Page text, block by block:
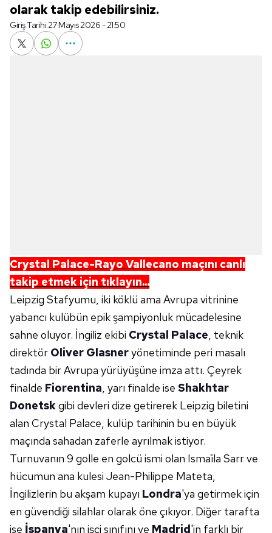
olarak takip edebilirsiniz.
Giriş Tarihi:27 Mayıs 2026 - 21:50
Crystal Palace-Rayo Vallecano maçını canlı
takip etmek için tıklayın...
Leipzig Stafyumu, iki köklü ama Avrupa vitrinine
yabancı kulübün epik şampiyonluk mücadelesine
sahne oluyor. İngiliz ekibi Crystal Palace, teknik
direktör Oliver Glasneryönetiminde peri masalı
tadında bir Avrupa yürüyüşüne imza attı. Çeyrek
finalde Fiorentina, yarı finalde ise Shakhtar
Donetskgibi devleri dize getirerek Leipzig biletini
alan Crystal Palace, kulüp tarihinin bu en büyük
maçında sahadan zaferle ayrılmak istiyor.
Turnuvanın 9 golle en golcü ismi olan Ismaïla Sarr ve
hücumun ana kulesi Jean-Philippe Mateta,
İngilizlerin bu akşam kupayı Londra'ya getirmek için
en güvendiği silahlar olarak öne çıkıyor. Diğer tarafta
ise İspanya'nın işçi sınıfını ve Madrid'in farklı bir